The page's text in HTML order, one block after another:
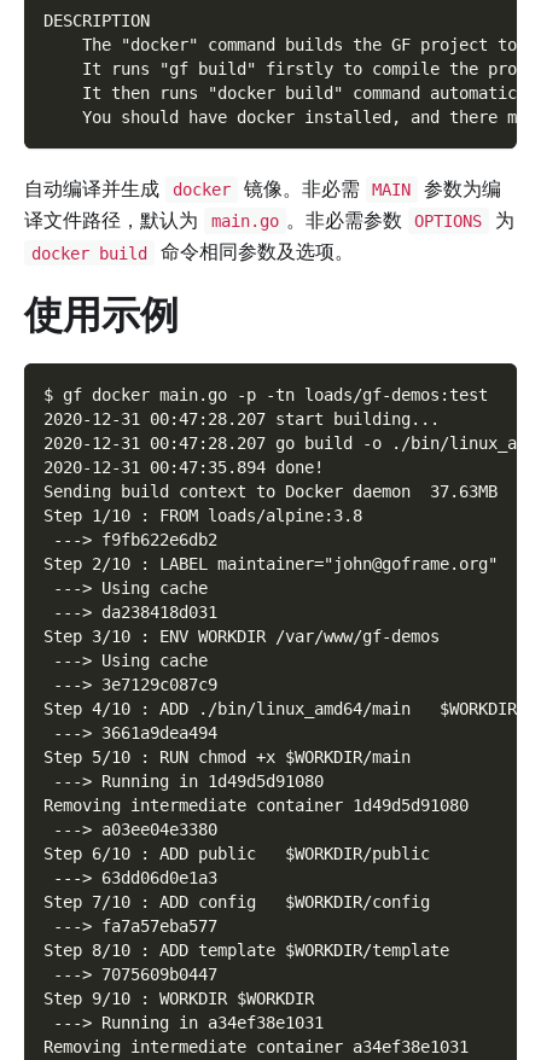
DESCRIPTION
The "docker" command builds the GF project to
It runs "gf build" firstly to compile the
It then runs "docker build" command
You should have docker installed, and there
自动编译并生成 docker 镜像。非必需 MAIN
参数为编
译文件路径，默认为
main.go 。非必需参数 OPTIONS 为
docker build 命令相同参数及选项。
使用示例
$ gf docker main.go -p -tn loads/gf-demos:test
2020-12-31 00:47:28.207 start building...
2020-12-31 00:47:28.207 go build -o ./bin/
2020-12-31 00:47:35.894 done!
Sending build context to Docker daemon  37.63MB
Step 1/10 : FROM loads/alpine:3.8
---> f9fb622e6db2
Step 2/10 : LABEL maintainer="john@goframe.org"
---> Using cache
---> da238418d031
Step 3/10 : ENV WORKDIR /var/www/gf-demos
---> Using cache
---> 3e7129c087c9
Step 4/10 : ADD ./bin/linux_amd64/main   $WORKDIR/
---> 3661a9dea494
Step 5/10 : RUN chmod +x $WORKDIR/main
---> Running in 1d49d5d91080
Removing intermediate container 1d49d5d91080
---> a03ee04e3380
Step 6/10 : ADD public   $WORKDIR/public
---> 63dd06d0e1a3
Step 7/10 : ADD config   $WORKDIR/config
---> fa7a57eba577
Step 8/10 : ADD template $WORKDIR/template
---> 7075609b0447
Step 9/10 : WORKDIR $WORKDIR
---> Running in a34ef38e1031
Removing intermediate container a34ef38e1031